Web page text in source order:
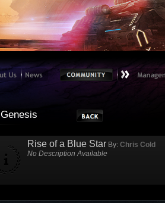
Genesis
Rise of a Blue Star By: Chris Cold
No Description Available